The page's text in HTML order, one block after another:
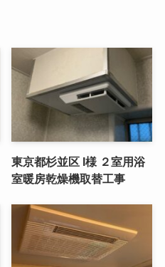
東京都杉並区 I様 ２室用浴
室暖房乾燥機取替工事